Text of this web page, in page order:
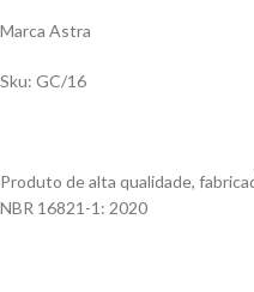
Marca Astra
Sku: GC/16
Produto de alta qualidade,
NBR 16821-1: 2020